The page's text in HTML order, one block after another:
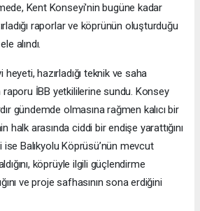
Kent Konseyi'nin bugüne kadar
raporlar ve köprünün oluşturduğu
alındı.
hazırladığı teknik ve saha
İBB yetkililerine sundu. Konsey
gündemde olmasına rağmen kalıcı bir
arasında ciddi bir endişe yarattığını
ise Balıkyolu Köprüsü’nün mevcut
köprüyle ilgili güçlendirme
ve proje safhasının sona erdiğini